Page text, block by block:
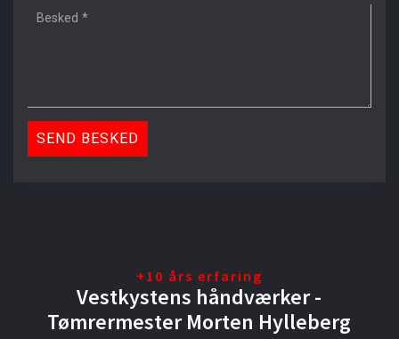
+10 års erfaring
Vestkystens håndværker -
Tømrermester Morten Hylleberg